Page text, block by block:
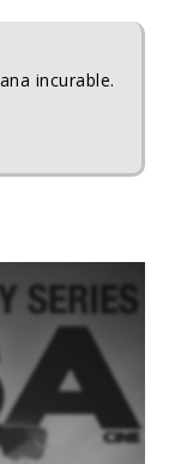
incurable.